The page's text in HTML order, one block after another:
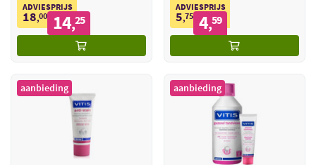
ADVIESPRIJS
18,00 14,25
ADVIESPRIJS
5,75 4,59
aanbieding aanbieding